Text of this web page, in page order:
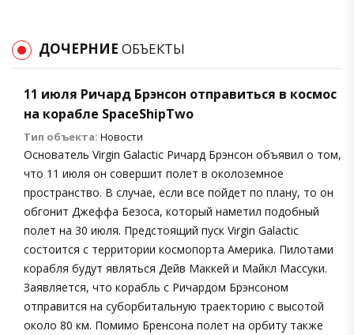
ДОЧЕРНИЕ ОБЪЕКТЫ
11 июля Ричард Брэнсон отправиться в космос
на корабле SpaceShipTwo
Тип объекта: Новости
Основатель Virgin Galactic Ричард Брэнсон объявил о том,
что 11 июля он совершит полет в околоземное
пространство. В случае, если все пойдет по плану, то он
обгонит Джеффа Безоса, который наметил подобный
полет на 30 июля. Предстоящий пуск Virgin Galactic
состоится с территории космопорта Америка. Пилотами
корабля будут являться Дейв Маккей и Майкл Массуки.
Заявляется, что корабль с Ричардом Брэнсоном
отправится на суборбитальную траекторию с высотой
около 80 км. Помимо Бренсона полет на орбиту также